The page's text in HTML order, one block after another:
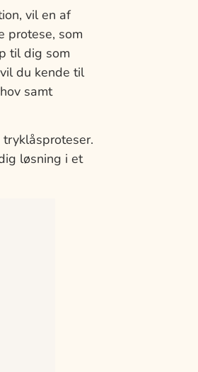
vil en af
protese, som
til dig som
du kende til
samt
løsning i et